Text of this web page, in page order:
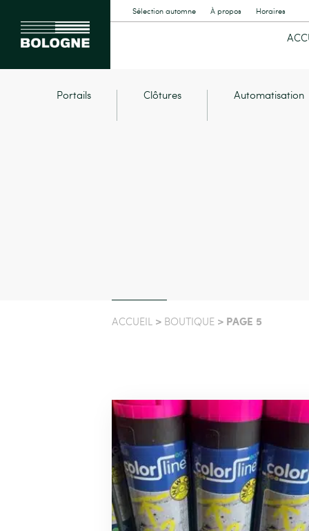
Sélection automne À propos Horaires
Portails Clôtures Automatisation
ACCUEIL > BOUTIQUE > PAGE 5